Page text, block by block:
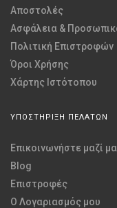
Αποστολές
Ασφάλεια &
Πολιτική Επιστροφών
Όροι Χρήσης
Χάρτης Ιστότοπου
ΥΠΟΣΤΗΡΙΞΗ ΠΕΛΑΤΩΝ
Επικοινωνήστε μαζί
Blog
Επιστροφές
O Λογαριασμός μου